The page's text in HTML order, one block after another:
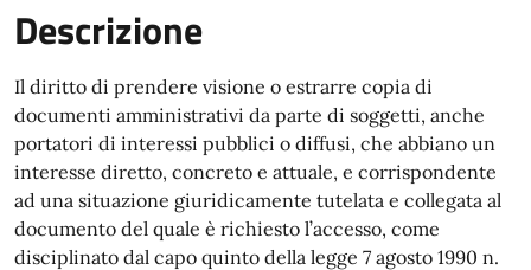
Descrizione
Il diritto di prendere visione o estrarre copia di
documenti amministrativi da parte di soggetti, anche
portatori di interessi pubblici o diffusi, che abbiano un
interesse diretto, concreto e attuale, e corrispondente
ad una situazione giuridicamente tutelata e collegata al
documento del quale è richiesto l’accesso, come
disciplinato dal capo quinto della legge 7 agosto 1990 n.